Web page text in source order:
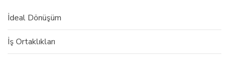
İdeal Dönüşüm
İş Ortaklıkları